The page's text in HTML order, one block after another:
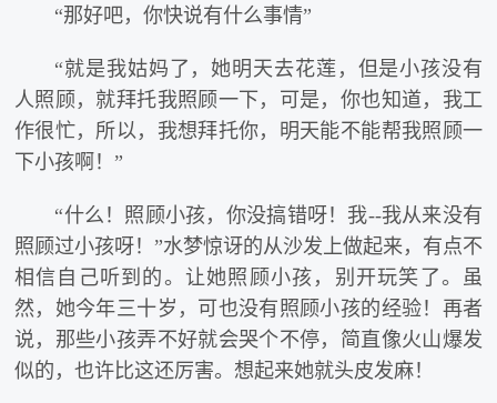
“那好吧，你快说有什么事情”
“就是我姑妈了，她明天去花莲，但是小孩没有
人照顾，就拜托我照顾一下，可是，你也知道，我工
作很忙，所以，我想拜托你，明天能不能帮我照顾一
下小孩啊！”
“什么！照顾小孩，你没搞错呀！我--我从来没有
照顾过小孩呀！”水梦惊讶的从沙发上做起来，有点不
相信自己听到的。让她照顾小孩，别开玩笑了。虽
然，她今年三十岁，可也没有照顾小孩的经验！再者
说，那些小孩弄不好就会哭个不停，简直像火山爆发
似的，也许比这还厉害。想起来她就头皮发麻！